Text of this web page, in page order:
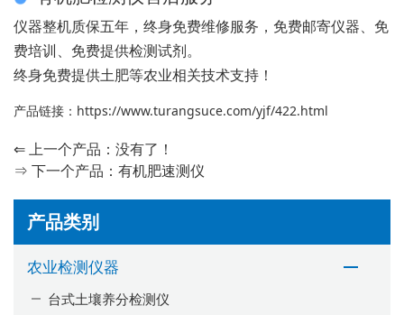
产品类别
农业检测仪器
台式土壤养分检测仪
仪器整机质保五年，终身免费维修服务，免费邮寄仪器、免
费培训、免费提供检测试剂。
终身免费提供土肥等农业相关技术支持！
产品链接： https://www.turangsuce.com/yjf/422.html
⇐ 上一个产品：没有了！
⇒ 下一个产品： 有机肥速测仪